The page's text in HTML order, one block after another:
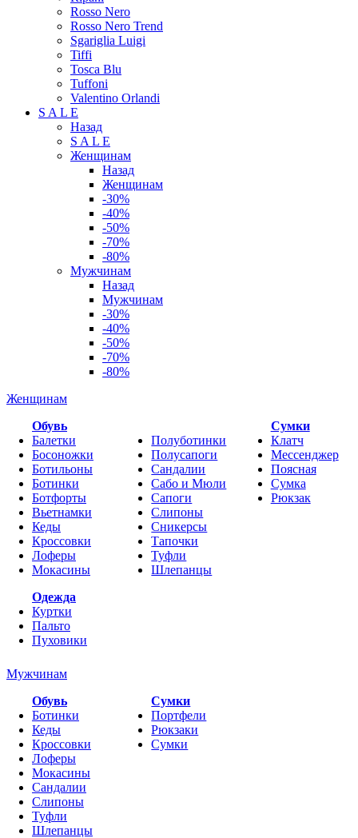
Rosso Nero
Rosso Nero Trend
Sgariglia Luigi
Tiffi
Tosca Blu
Tuffoni
Valentino Orlandi
S A L E
Назад
S A L E
Женщинам
Назад
Женщинам
-30%
-40%
-50%
-70%
-80%
Мужчинам
Назад
Мужчинам
-30%
-40%
-50%
-70%
-80%
Женщинам
Обувь
Балетки
Босоножки
Ботильоны
Ботинки
Ботфорты
Вьетнамки
Кеды
Кроссовки
Лоферы
Мокасины
Полуботинки
Полусапоги
Сандалии
Сабо и Мюли
Сапоги
Слипоны
Сникерсы
Тапочки
Туфли
Шлепанцы
Cумки
Клатч
Мессенджер
Поясная
Сумка
Рюкзак
Одежда
Куртки
Пальто
Пуховики
Мужчинам
Обувь
Ботинки
Кеды
Кроссовки
Лоферы
Мокасины
Сандалии
Слипоны
Туфли
Шлепанцы
Сумки
Портфели
Рюкзаки
Сумки